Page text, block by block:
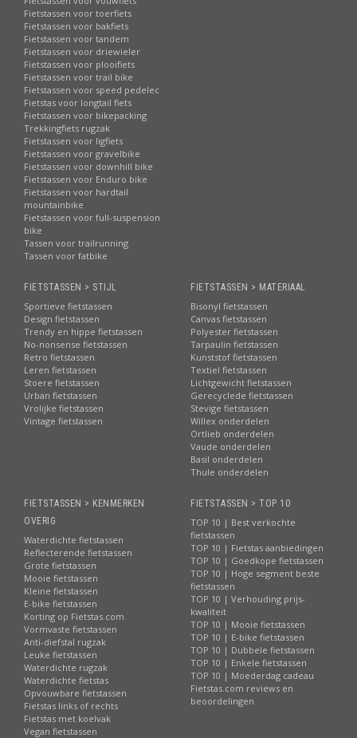
Fietstassen voor toerfiets
Fietstassen voor bakfiets
Fietstassen voor tandem
Fietstassen voor driewieler
Fietstassen voor plooifiets
Fietstassen voor trail bike
Fietstassen voor speed pedelec
Fietstas voor longtail fiets
Fietstassen voor bikepacking
Trekkingfiets rugzak
Fietstassen voor ligfiets
Fietstassen voor gravelbike
Fietstassen voor downhill bike
Fietstassen voor Enduro bike
Fietstassen voor hardtail
mountainbike
Fietstassen voor full-suspension
bike
Tassen voor trailrunning
Tassen voor fatbike
FIETSTASSEN > STIJL
Sportieve fietstassen
Design fietstassen
Trendy en hippe fietstassen
No-nonsense fietstassen
Retro fietstassen
Leren fietstassen
Stoere fietstassen
Urban fietstassen
Vrolijke fietstassen
Vintage fietstassen
FIETSTASSEN > MATERIAAL
Bisonyl fietstassen
Canvas fietstassen
Polyester fietstassen
Tarpaulin fietstassen
Kunststof fietstassen
Textiel fietstassen
Lichtgewicht fietstassen
Gerecyclede fietstassen
Stevige fietstassen
Willex onderdelen
Ortlieb onderdelen
Vaude onderdelen
Basil onderdelen
Thule onderdelen
FIETSTASSEN > KENMERKEN
OVERIG
Waterdichte fietstassen
Reflecterende fietstassen
Grote fietstassen
Mooie fietstassen
Kleine fietstassen
E-bike fietstassen
Korting op Fietstas.com
Vormvaste fietstassen
Anti-diefstal rugzak
Leuke fietstassen
Waterdichte rugzak
Waterdichte fietstas
Opvouwbare fietstassen
Fietstas links of rechts
Fietstas met koelvak
Vegan fietstassen
FIETSTASSEN > TOP 10
TOP 10 | Best verkochte
fietstassen
TOP 10 | Fietstas aanbiedingen
TOP 10 | Goedkope fietstassen
TOP 10 | Hoge segment beste
fietstassen
TOP 10 | Verhouding prijs-
kwaliteit
TOP 10 | Mooie fietstassen
TOP 10 | E-bike fietstassen
TOP 10 | Dubbele fietstassen
TOP 10 | Enkele fietstassen
TOP 10 | Moederdag cadeau
Fietstas.com reviews en
beoordelingen